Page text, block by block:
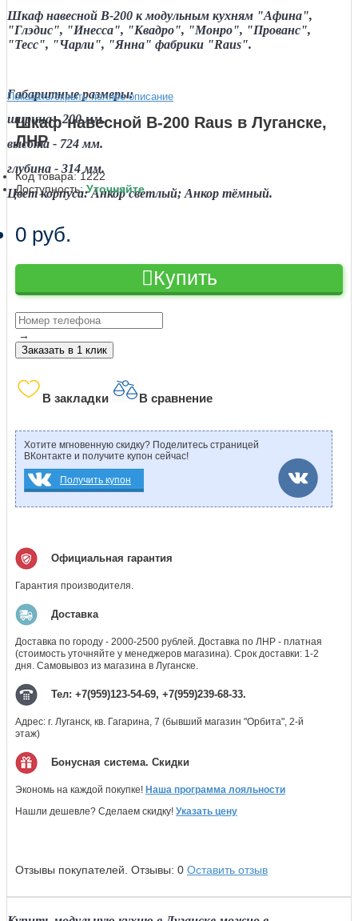
Шкаф навесной В-200 к модульным кухням "Афина",
"Глэдис", "Инесса", "Квадро", "Монро", "Прованс",
"Тесс", "Чарли", "Янна" фабрики "Raus".
Габаритные размеры:
ширина - 200 мм.
высота - 724 мм.
глубина - 314 мм.
Цвет корпуса: Анкор светлый; Анкор тёмный.
Показать/скрыть полное описание
Шкаф навесной В-200 Raus в Луганске,
ЛНР
Код товара:1222
Доступность:Уточняйте
0 руб.
Купить
→
Заказать в 1 клик
В закладки В сравнение
Хотите мгновенную скидку? Поделитесь страницей
ВКонтакте и получите купон сейчас!
Получить купон
Официальная гарантия
Гарантия производителя.
Доставка
Доставка по городу - 2000-2500 рублей. Доставка по ЛНР - платная
(стоимость уточняйте у менеджеров магазина). Срок доставки: 1-2
дня. Самовывоз из магазина в Луганске.
Тел: +7(959)123-54-69, +7(959)239-68-33.
Адрес: г. Луганск, кв. Гагарина, 7 (бывший магазин "Орбита", 2-й
этаж)
Бонусная система. Скидки
Экономь на каждой покупке! Наша программа лояльности
Нашли дешевле? Сделаем скидку! Указать цену
Отзывы покупателей. Отзывы: 0 Оставить отзыв